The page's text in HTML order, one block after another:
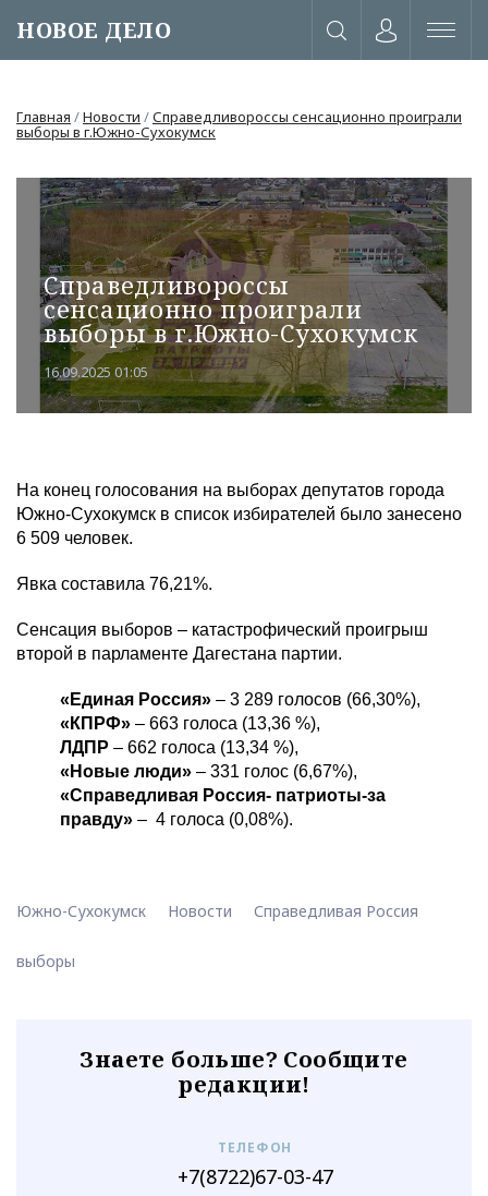
НОВОЕ ДЕЛО
Главная /Новости /Справедливороссы сенсационно проиграли
выборы в г.Южно-Сухокумск
Справедливороссы
сенсационно проиграли
выборы в г.Южно-Сухокумск
16.09.2025 01:05
На конец голосования на выборах депутатов города
Южно-Сухокумск в список избирателей было занесено
6 509 человек.
Явка составила 76,21%.
Сенсация выборов – катастрофический проигрыш
второй в парламенте Дагестана партии.
«Единая Россия» – 3 289 голосов (66,30%),
«КПРФ» – 663 голоса (13,36 %),
ЛДПР – 662 голоса (13,34 %),
«Новые люди» – 331 голос (6,67%),
«Справедливая Россия- патриоты-за
правду» – 4 голоса (0,08%).
Южно-Сухокумск Новости Справедливая Россия
выборы
Знаете больше? Сообщите
редакции!
ТЕЛЕФОН
+7(8722)67-03-47